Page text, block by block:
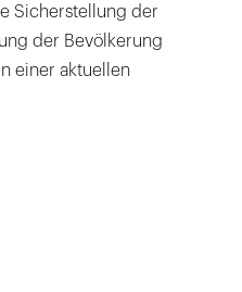
Sicherstellung der
der Bevölkerung
einer aktuellen